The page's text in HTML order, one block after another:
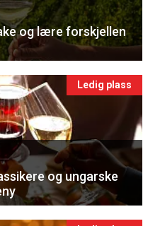
og lære forskjellen
Ledig plass
og ungarske